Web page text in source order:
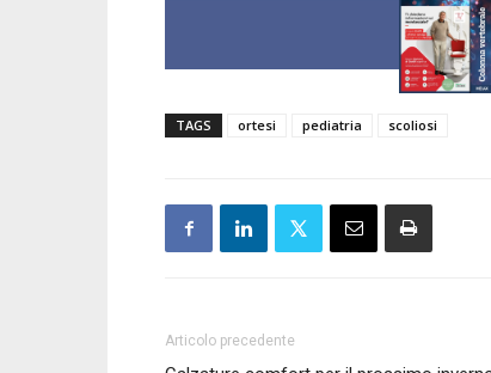
TAGS ortesi pediatria scoliosi
Articolo precedente